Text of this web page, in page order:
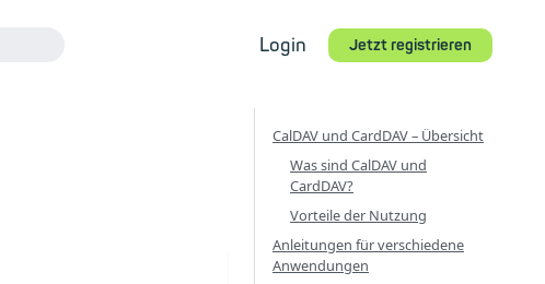
Login Jetzt registrieren
CalDAV und CardDAV – Übersicht
Was sind CalDAV und
CardDAV?
Vorteile der Nutzung
Anleitungen für verschiedene
Anwendungen